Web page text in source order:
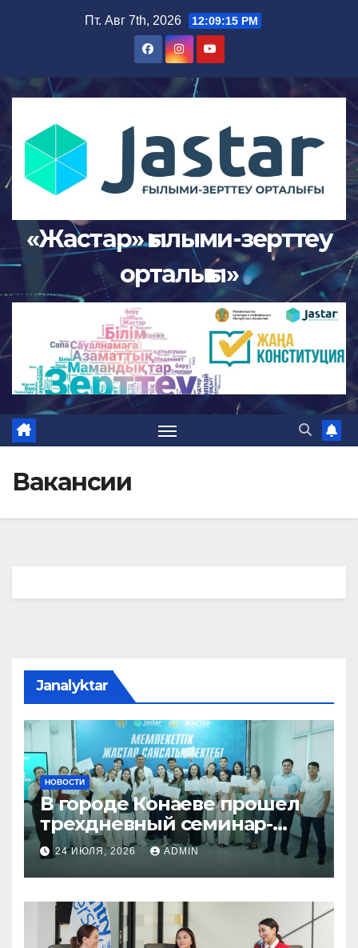
Пт. Авг 7th, 2026 12:09:15 PM
«Жастар» ғылыми-зерттеу
орталығы»
Вакансии
Janalyktar
НОВОСТИ
В городе Конаеве прошел
трехдневный семинар-
тренинг «Школа
государственной
молодежной политики»
24 ИЮЛЯ, 2026 ADMIN